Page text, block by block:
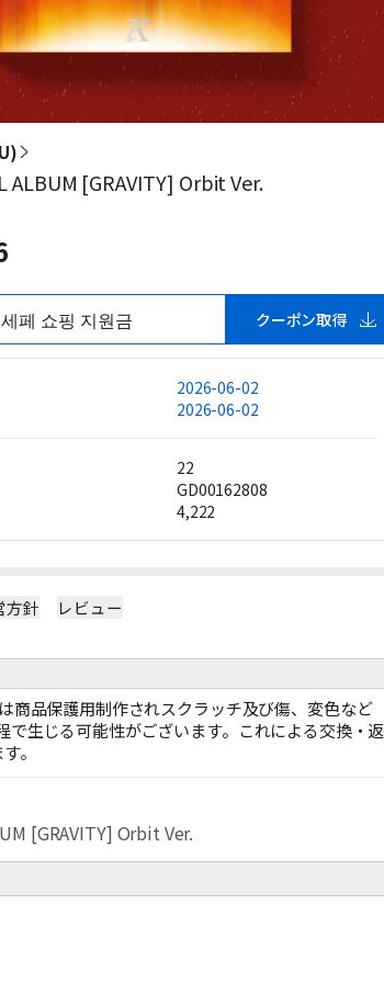
ALBUM [GRAVITY] Orbit Ver.
페 쇼핑 지원금 クーポン取得
2026-06-02
2026-06-02
22
GD00162808
4,222
方針 レビュー
商品保護用制作されスクラッチ及び傷、変色など
で生じる可能性がございます。これによる交換・返
。
[GRAVITY] Orbit Ver.